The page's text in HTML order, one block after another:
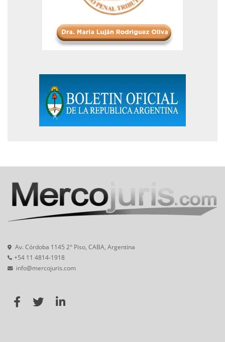
Av. Córdoba 1145 2° Piso, CABA, Argentina
+54 11 4814-1918
info@mercojuris.com